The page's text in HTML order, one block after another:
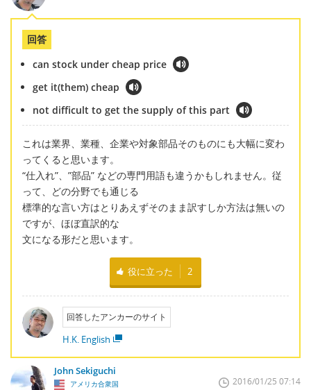
回答
can stock under cheap price
get it(them) cheap
not difficult to get the supply of this part
これは業界、業種、企業や対象部品そのものにも大幅に変わ
ってくると思います。
“仕入れ”、”部品” などの専門用語も違うかもしれません。従
って、どの分野でも通じる
標準的な言い方はとりあえずそのまま訳すしか方法は無いの
ですが、ほぼ直訳的な
文になる形だと思います。
役に立った 2
回答したアンカーのサイト
H.K. English
John Sekiguchi
アメリカ合衆国 2016/01/25 07:14